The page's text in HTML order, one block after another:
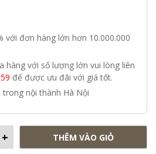
với đơn hàng lớn hơn 10.000.000
hàng với số lượng lớn vui lòng liên
để được ưu đãi với giá tốt.
trong nội thành Hà Nội
+ THÊM VÀO GIỎ